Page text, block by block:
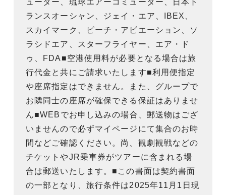
ランスオーシャン、ジェイ・エア、IBEX、
スカイマーク、ピーチ・アビエーション、ソ
ラシドエア、スターフライヤー、エア・ド
ゥ、FDA■空港使用料が必要となる場合は旅
行代金と共にご請求いたします■利用便指定
や座席指定はできません。また、グループで
お隣同士の座席が確保できる保証はありませ
ん■WEBでお申し込みの場合、郵送物はござ
いませんので必ずマイページにて集合のお時
間などご確認ください。尚、観劇観戦などの
チケットやJR乗車券がツアーに含まれる場
合は郵送いたします。■この書面は契約書面
の一部となり、旅行条件は2025年11月1日現